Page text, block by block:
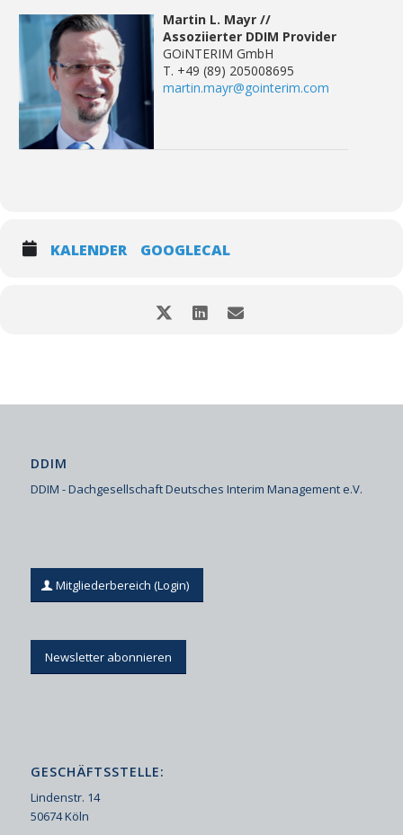
Martin L. Mayr //
Assoziierter DDIM Provider
GOiNTERIM GmbH
T. +49 (89) 205008695
martin.mayr@gointerim.com
KALENDER GOOGLECAL
DDIM
DDIM - Dachgesellschaft Deutsches Interim Management e.V.
Mitgliederbereich (Login)
Newsletter abonnieren
GESCHÄFTSSTELLE:
Lindenstr. 14
50674 Köln